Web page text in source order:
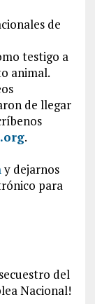
de
testigo a
animal.
de llegar
.
y dejarnos
para
del
Nacional!